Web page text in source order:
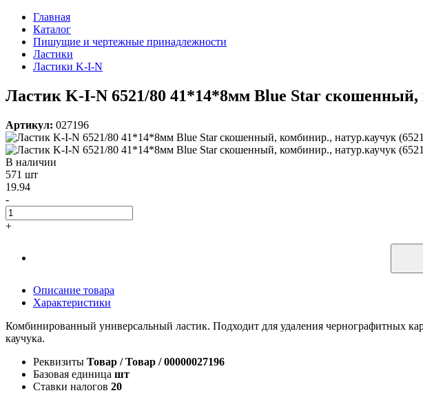
Главная
Каталог
Пишущие и чертежные принадлежности
Ластики
Ластики K-I-N
Ластик K-I-N 6521/80 41*14*8мм Blue Star скошенный,
Артикул: 027196
В наличии
571 шт
19.94
-
+
Описание товара
Характеристики
Комбинированный универсальный ластик. Подходит для удаления чернографитных
каучука.
Реквизиты Товар / Товар / 00000027196
Базовая единица шт
Ставки налогов 20